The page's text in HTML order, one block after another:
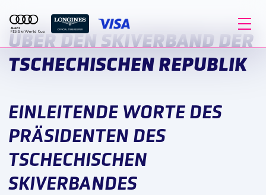
ÜBER DEN SKIVERBAND DER
TSCHECHISCHEN REPUBLIK
EINLEITENDE WORTE DES
PRÄSIDENTEN DES
TSCHECHISCHEN
SKIVERBANDES